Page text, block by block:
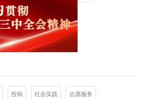
投稿 社会实践 志愿服务